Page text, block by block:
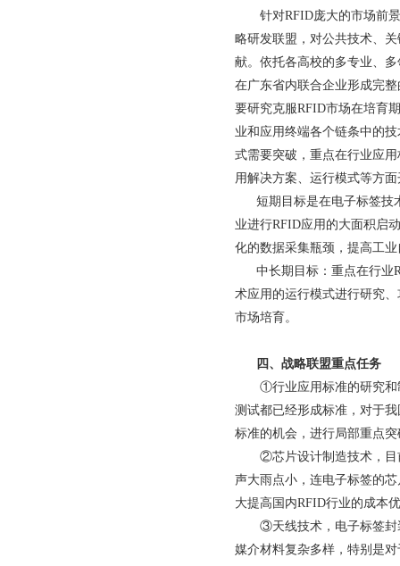
针对RFID庞大的市场前景
略研发联盟，对公共技术、
献。依托各高校的多专业、
在广东省内联合企业形成完
要研究克服RFID市场在培育
业和应用终端各个链条中的
式需要突破，重点在行业应
用解决方案、运行模式等方
短期目标是在电子标签技
业进行RFID应用的大面积启
化的数据采集瓶颈，提高工
中长期目标：重点在行业
术应用的运行模式进行研究
市场培育。
四、战略联盟重点任务
①行业应用标准的研究和
测试都已经形成标准，对于
标准的机会，进行局部重点
②芯片设计制造技术，目
声大雨点小，连电子标签的
大提高国内RFID行业的成本
③天线技术，电子标签封
媒介材料复杂多样，特别是